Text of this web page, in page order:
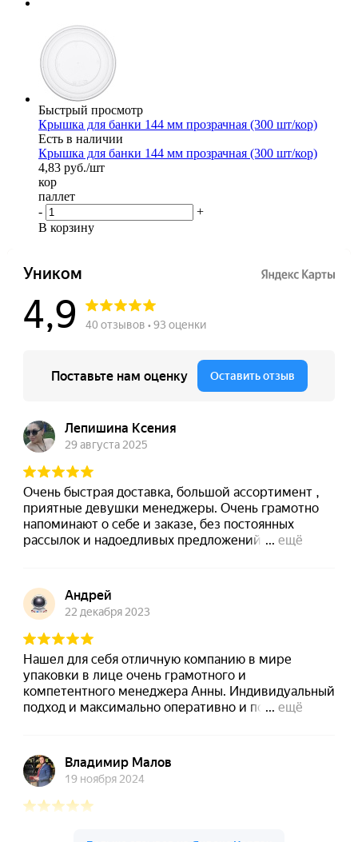
Быстрый просмотр
Крышка для банки 144 мм прозрачная (300 шт/кор)
Есть в наличии
Крышка для банки 144 мм прозрачная (300 шт/кор)
4,83 руб./шт
кор
паллет
-
+
В корзину